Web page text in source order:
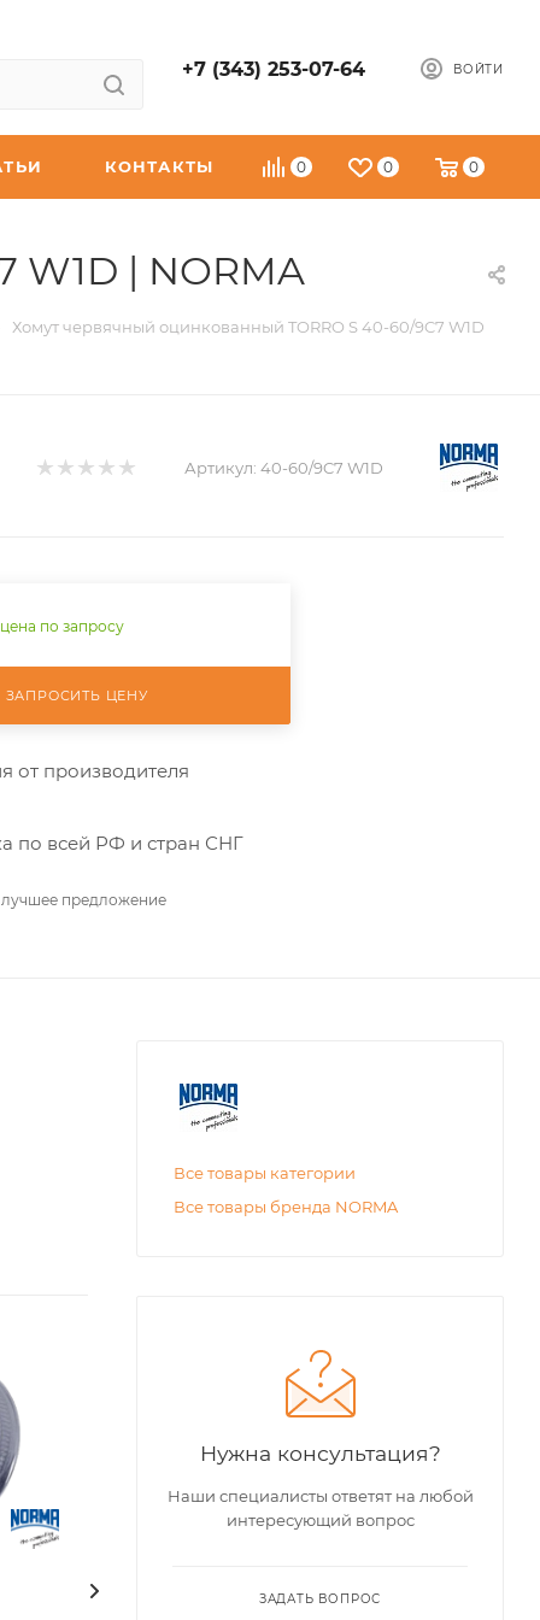
+7 (343) 253-07-64 ВОЙТИ
0 0 0
КОНТАКТЫ
W1D | NORMA
Хомут червячный оцинкованный TORRO S 40-60/9C7 W1D
Артикул: 40-60/9C7 W1D
по запросу
ЗАПРОСИТЬ ЦЕНУ
от производителя
по всей РФ и стран СНГ
предложение
Все товары категории
Все товары бренда NORMA
Нужна консультация?
Наши специалисты ответят на любой
интересующий вопрос
ЗАДАТЬ ВОПРОС